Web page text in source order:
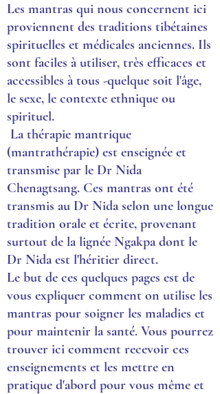
Les mantras qui nous concernent ici
proviennent des traditions tibétaines
spirituelles et médicales anciennes. Ils
sont faciles à utiliser, très efficaces et
accessibles à tous -quelque soit l'âge,
le sexe, le contexte ethnique ou
spirituel.
La thérapie mantrique
(mantrathérapie) est enseignée et
transmise par le Dr Nida
Chenagtsang. Ces mantras ont été
transmis au Dr Nida selon une longue
tradition orale et écrite, provenant
surtout de la lignée Ngakpa dont le
Dr Nida est l'héritier direct.
Le but de ces quelques pages est de
vous expliquer comment on utilise les
mantras pour soigner les maladies et
pour maintenir la santé. Vous pourrez
trouver ici comment recevoir ces
enseignements et les mettre en
pratique d'abord pour vous même et